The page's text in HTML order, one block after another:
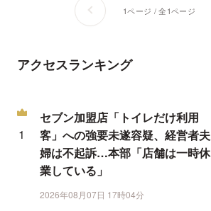
1ページ / 全1ページ
アクセスランキング
セブン加盟店「トイレだけ利用
客」への強要未遂容疑、経営者夫
婦は不起訴…本部「店舗は一時休
業している」
2026年08月07日 17時04分